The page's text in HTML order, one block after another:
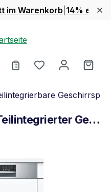
im Warenkorb 14% extra
Du hast 0
Bosch SMI6ZCS49E Teilintegrierter Geschirrspüler Edelstahl